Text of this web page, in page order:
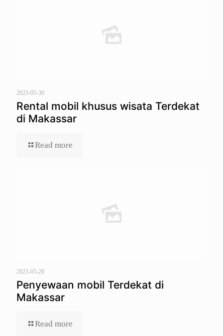
2023-05-30
Rental mobil khusus wisata Terdekat
di Makassar
Read more
2023-05-28
Penyewaan mobil Terdekat di
Makassar
Read more